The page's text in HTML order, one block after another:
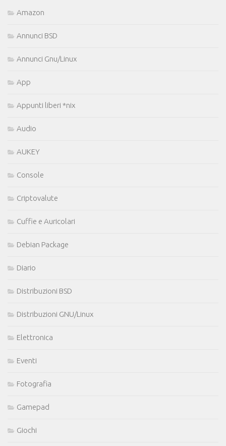
Amazon
Annunci BSD
Annunci Gnu/Linux
App
Appunti liberi *nix
Audio
AUKEY
Console
Criptovalute
Cuffie e Auricolari
Debian Package
Diario
Distribuzioni BSD
Distribuzioni GNU/Linux
Elettronica
Eventi
Fotografia
Gamepad
Giochi